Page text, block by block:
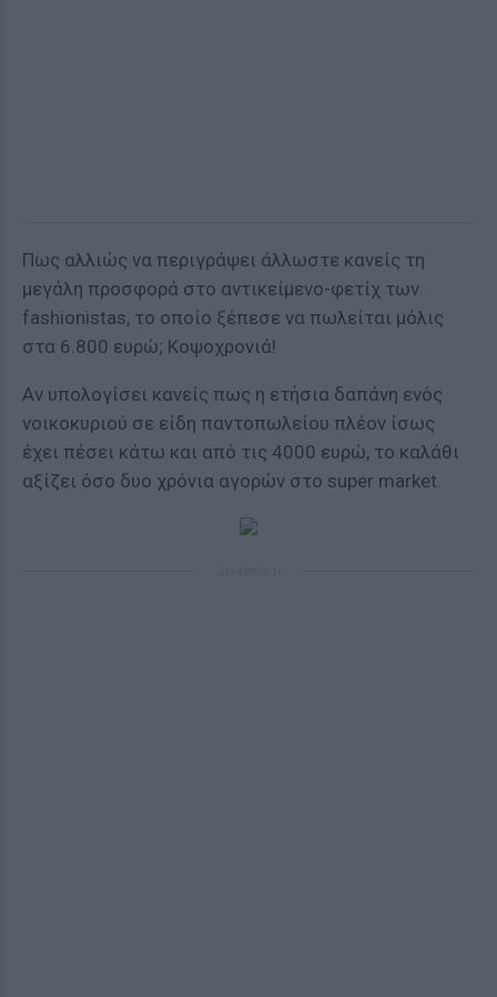
Πως αλλιώς να περιγράψει άλλωστε κανείς τη
μεγάλη προσφορά στο αντικείμενο-φετίχ των
fashionistas, το οποίο ξέπεσε να πωλείται μόλις
στα 6.800 ευρώ; Κοψοχρονιά!
Αν υπολογίσει κανείς πως η ετήσια δαπάνη ενός
νοικοκυριού σε είδη παντοπωλείου πλέον ίσως
έχει πέσει κάτω και από τις 4000 ευρώ, το καλάθι
αξίζει όσο δυο χρόνια αγορών στο super market.